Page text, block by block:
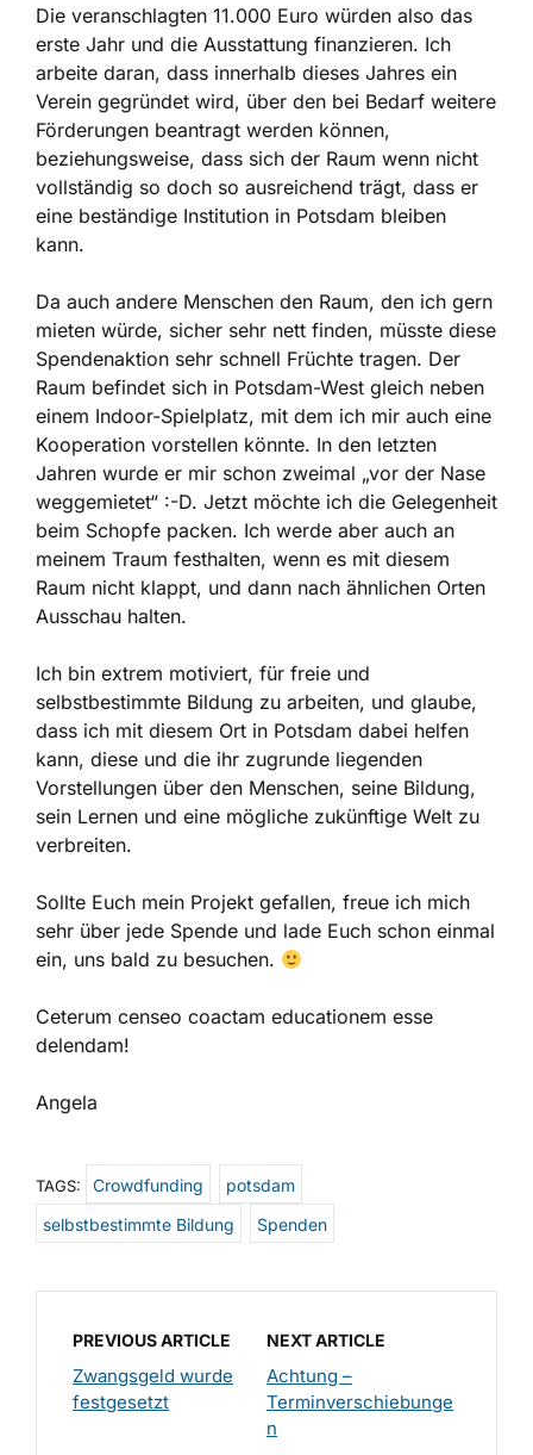
Die veranschlagten 11.000 Euro würden also das
erste Jahr und die Ausstattung finanzieren. Ich
arbeite daran, dass innerhalb dieses Jahres ein
Verein gegründet wird, über den bei Bedarf weitere
Förderungen beantragt werden können,
beziehungsweise, dass sich der Raum wenn nicht
vollständig so doch so ausreichend trägt, dass er
eine beständige Institution in Potsdam bleiben
kann.
Da auch andere Menschen den Raum, den ich gern
mieten würde, sicher sehr nett finden, müsste diese
Spendenaktion sehr schnell Früchte tragen. Der
Raum befindet sich in Potsdam-West gleich neben
einem Indoor-Spielplatz, mit dem ich mir auch eine
Kooperation vorstellen könnte. In den letzten
Jahren wurde er mir schon zweimal „vor der Nase
weggemietet“ :-D. Jetzt möchte ich die Gelegenheit
beim Schopfe packen. Ich werde aber auch an
meinem Traum festhalten, wenn es mit diesem
Raum nicht klappt, und dann nach ähnlichen Orten
Ausschau halten.
Ich bin extrem motiviert, für freie und
selbstbestimmte Bildung zu arbeiten, und glaube,
dass ich mit diesem Ort in Potsdam dabei helfen
kann, diese und die ihr zugrunde liegenden
Vorstellungen über den Menschen, seine Bildung,
sein Lernen und eine mögliche zukünftige Welt zu
verbreiten.
Sollte Euch mein Projekt gefallen, freue ich mich
sehr über jede Spende und lade Euch schon einmal
ein, uns bald zu besuchen.
Ceterum censeo coactam educationem esse
delendam!
Angela
TAGS: Crowdfunding
potsdam
selbstbestimmte Bildung
Spenden
PREVIOUS ARTICLE
Zwangsgeld wurde
festgesetzt
NEXT ARTICLE
Achtung –
Terminverschiebunge
n